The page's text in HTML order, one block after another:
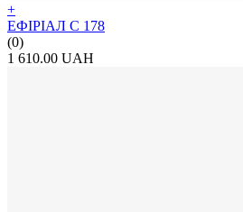
+
ЕФІРІАЛ С 178
(0)
1 610.00 UAH